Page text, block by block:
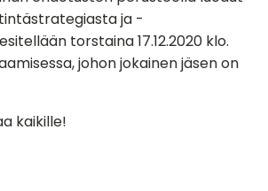
ja -
torstaina 17.12.2020 klo.
johon jokainen jäsen on
kaikille!